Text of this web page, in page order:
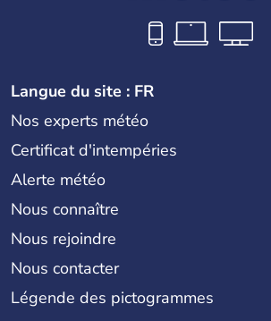
Langue du site : FR
Nos experts météo
Certificat d'intempéries
Alerte météo
Nous connaître
Nous rejoindre
Nous contacter
Légende des pictogrammes